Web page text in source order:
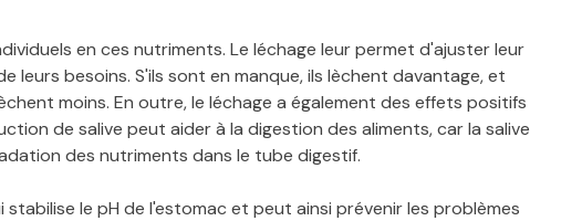
en ces nutriments. Le léchage leur permet d'ajuster leur
besoins. S'ils sont en manque, ils lèchent davantage, et
moins. En outre, le léchage a également des effets positifs
de salive peut aider à la digestion des aliments, car la salive
des nutriments dans le tube digestif.
le pH de l'estomac et peut ainsi prévenir les problèmes